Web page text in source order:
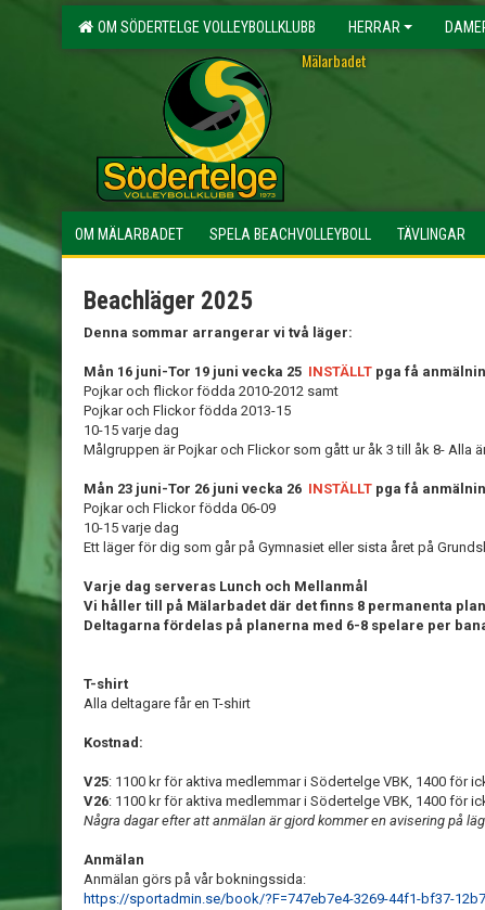
OM SÖDERTELGE VOLLEYBOLLKLUBB HERRAR
Mälarbadet
OM MÄLARBADET SPELA BEACHVOLLEYBOLL TÄVLINGAR
Beachläger 2025
Denna sommar arrangerar vi två läger:
Mån 16 juni-Tor 19 juni vecka 25 INSTÄLLT pga få
Pojkar och flickor födda 2010-2012 samt
Pojkar och Flickor födda 2013-15
10-15 varje dag
Målgruppen är Pojkar och Flickor som gått ur åk 3 till åk 8- Alla
Mån 23 juni-Tor 26 juni vecka 26 INSTÄLLT pga få
Pojkar och Flickor födda 06-09
10-15 varje dag
Ett läger för dig som går på Gymnasiet eller sista året på
Varje dag serveras Lunch och Mellanmål
Vi håller till på Mälarbadet där det finns 8 permanenta
Deltagarna fördelas på planerna med 6-8 spelare per
T-shirt
Alla deltagare får en T-shirt
Kostnad:
V25: 1100 kr för aktiva medlemmar i Södertelge VBK, 1400 för
V26: 1100 kr för aktiva medlemmar i Södertelge VBK, 1400 för
Några dagar efter att anmälan är gjord kommer en avisering på
Anmälan
Anmälan görs på vår bokningssida:
https://sportadmin.se/book/?F=747eb7e4-3269-44f1-bf37-